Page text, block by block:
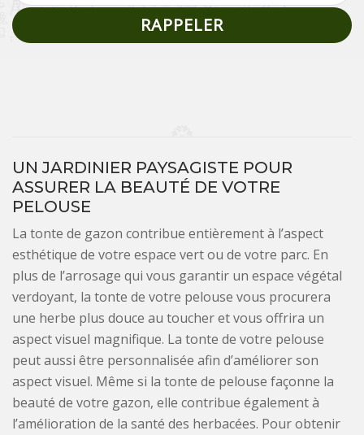
UN JARDINIER PAYSAGISTE POUR
ASSURER LA BEAUTÉ DE VOTRE
PELOUSE
La tonte de gazon contribue entièrement à l’aspect
esthétique de votre espace vert ou de votre parc. En
plus de l’arrosage qui vous garantir un espace végétal
verdoyant, la tonte de votre pelouse vous procurera
une herbe plus douce au toucher et vous offrira un
aspect visuel magnifique. La tonte de votre pelouse
peut aussi être personnalisée afin d’améliorer son
aspect visuel. Même si la tonte de pelouse façonne la
beauté de votre gazon, elle contribue également à
l’amélioration de la santé des herbacées. Pour obtenir